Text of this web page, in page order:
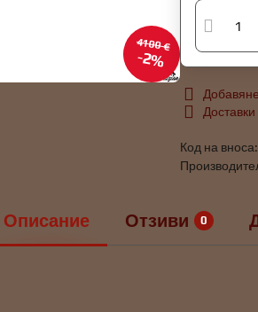
4100 €
2%
Доставки
Код на
Описание Отзиви 0